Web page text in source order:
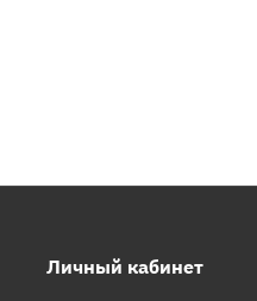
Личный кабинет